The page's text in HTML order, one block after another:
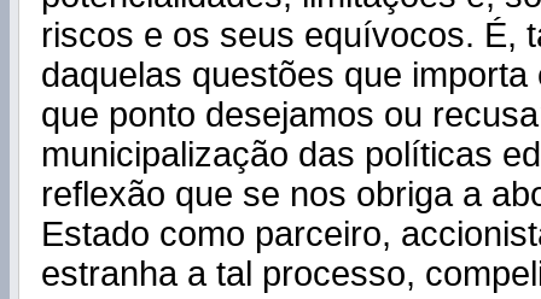
riscos e os seus equívocos. É,
daquelas questões que importa
que ponto desejamos ou
municipalização das políticas
reflexão que se nos obriga a
Estado como parceiro,
estranha a tal processo,